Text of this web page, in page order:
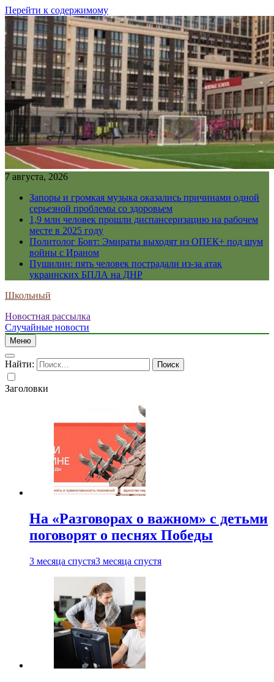
Перейти к содержимому
7 августа, 2026
Запоры и громкая музыка оказались причинами одной
серьезной проблемы со здоровьем
1,9 млн человек прошли диспансеризацию на рабочем
месте в 2025 году
Политолог Бовт: Эмираты выходят из ОПЕК+ под шум
войны с Ираном
Пушилин: пять человек пострадали из-за атак
украинских БПЛА на ДНР
Школьный
Новостная рассылка
Случайные новости
Меню
Найти:
Заголовки
На «Разговорах о важном» с детьми
поговорят о песнях Победы
3 месяца спустя3 месяца спустя